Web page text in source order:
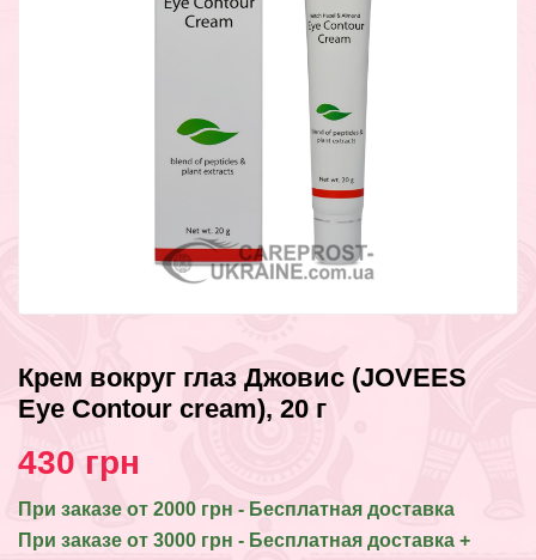
Крем вокруг глаз Джовис (JOVEES
Eye Contour cream), 20 г
430 грн
При заказе от 2000 грн - Бесплатная доставка
При заказе от 3000 грн - Бесплатная доставка +